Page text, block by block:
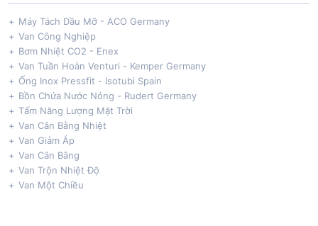
Máy Tách Dầu Mỡ - ACO Germany
Van Công Nghiệp
Bơm Nhiệt CO2 - Enex
Van Tuần Hoàn Venturi - Kemper Germany
Ống Inox Pressfit - Isotubi Spain
Bồn Chứa Nước Nóng - Rudert Germany
Tấm Năng Lượng Mặt Trời
Van Cân Bằng Nhiệt
Van Giảm Áp
Van Cân Bằng
Van Trộn Nhiệt Độ
Van Một Chiều